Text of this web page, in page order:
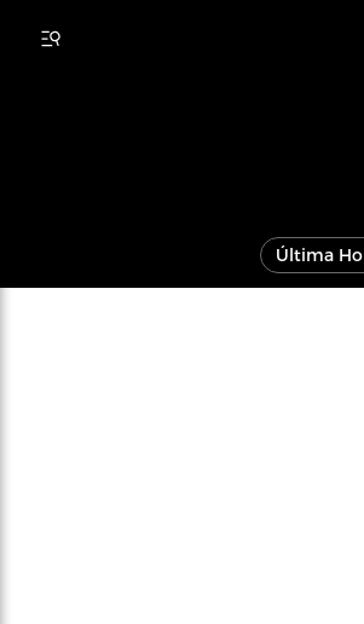
Última